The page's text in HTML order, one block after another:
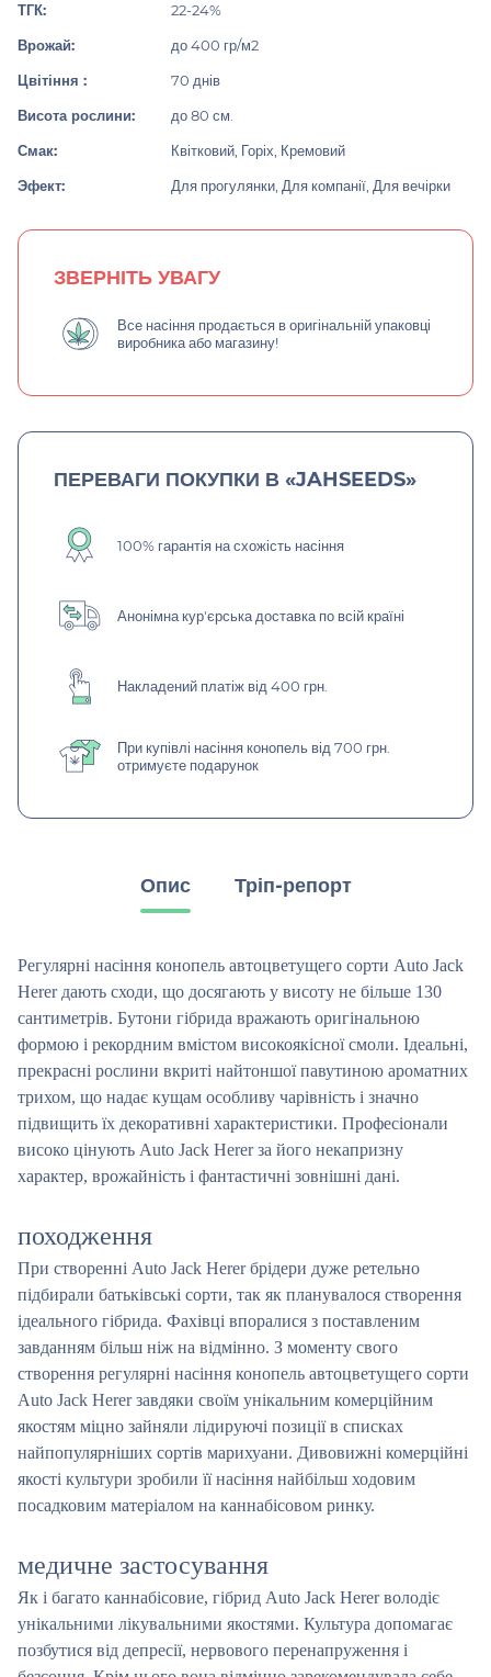
ТГК:
22-24%
Врожай:
до 400 гр/м2
Цвітіння :
70 днів
Висота рослини:
до 80 см.
Смак:
Квітковий, Горіх, Кремовий
Эфект:
Для прогулянки, Для компанії, Для вечірки
ЗВЕРНІТЬ УВАГУ
Все насіння продається в оригінальній упаковці
виробника або магазину!
ПЕРЕВАГИ ПОКУПКИ В «JAHSEEDS»
100% гарантія на схожість насіння
Анонімна кур'єрська доставка по всій країні
Накладений платіж від 400 грн.
При купівлі насіння конопель від 700 грн.
отримуєте подарунок
Опис Тріп-репорт
Регулярні насіння конопель автоцветущего сорти Auto Jack
Herer дають сходи, що досягають у висоту не більше 130
сантиметрів. Бутони гібрида вражають оригінальною
формою і рекордним вмістом високоякісної смоли. Ідеальні,
прекрасні рослини вкриті найтоншої павутиною ароматних
трихом, що надає кущам особливу чарівність і значно
підвищить їх декоративні характеристики. Професіонали
високо цінують Auto Jack Herer за його некапризну
характер, врожайність і фантастичні зовнішні дані.
походження
При створенні Auto Jack Herer брідери дуже ретельно
підбирали батьківські сорти, так як планувалося створення
ідеального гібрида. Фахівці впоралися з поставленим
завданням більш ніж на відмінно. З моменту свого
створення регулярні насіння конопель автоцветущего сорти
Auto Jack Herer завдяки своїм унікальним комерційним
якостям міцно зайняли лідируючі позиції в списках
найпопулярніших сортів марихуани. Дивовижні комерційні
якості культури зробили її насіння найбільш ходовим
посадковим матеріалом на каннабісовом ринку.
медичне застосування
Як і багато каннабісовие, гібрид Auto Jack Herer володіє
унікальними лікувальними якостями. Культура допомагає
позбутися від депресії, нервового перенапруження і